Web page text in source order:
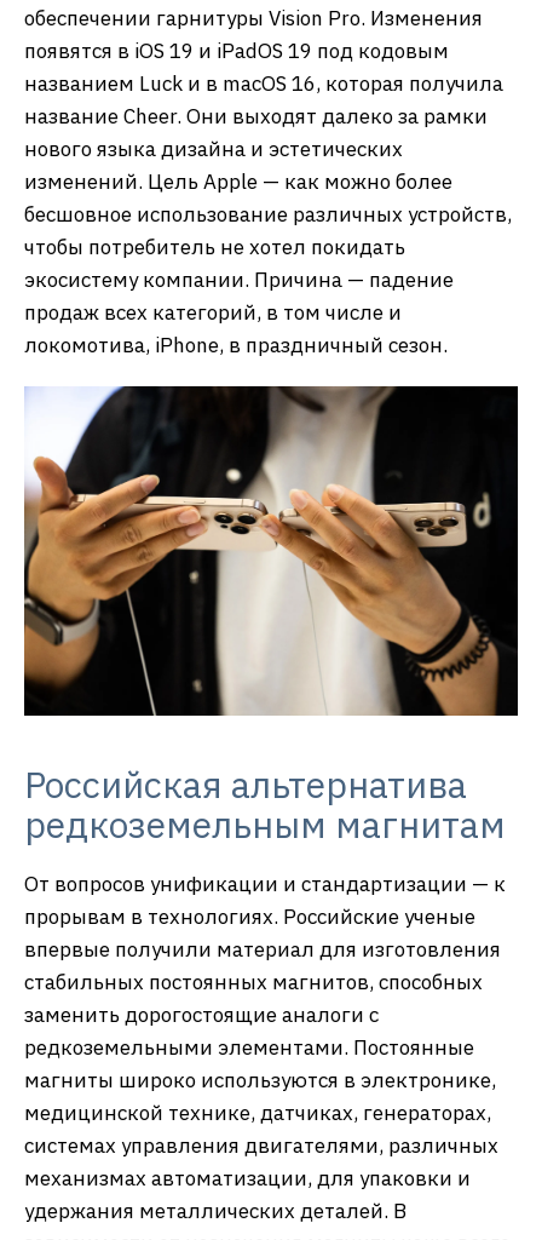
обеспечении гарнитуры Vision Pro. Изменения
появятся в iOS 19 и iPadOS 19 под кодовым
названием Luck и в macOS 16, которая получила
название Cheer. Они выходят далеко за рамки
нового языка дизайна и эстетических
изменений. Цель Apple — как можно более
бесшовное использование различных устройств,
чтобы потребитель не хотел покидать
экосистему компании. Причина — падение
продаж всех категорий, в том числе и
локомотива, iPhone, в праздничный сезон.
Российская альтернатива
редкоземельным магнитам
От вопросов унификации и стандартизации — к
прорывам в технологиях. Российские ученые
впервые получили материал для изготовления
стабильных постоянных магнитов, способных
заменить дорогостоящие аналоги с
редкоземельными элементами. Постоянные
магниты широко используются в электронике,
медицинской технике, датчиках, генераторах,
системах управления двигателями, различных
механизмах автоматизации, для упаковки и
удержания металлических деталей. В